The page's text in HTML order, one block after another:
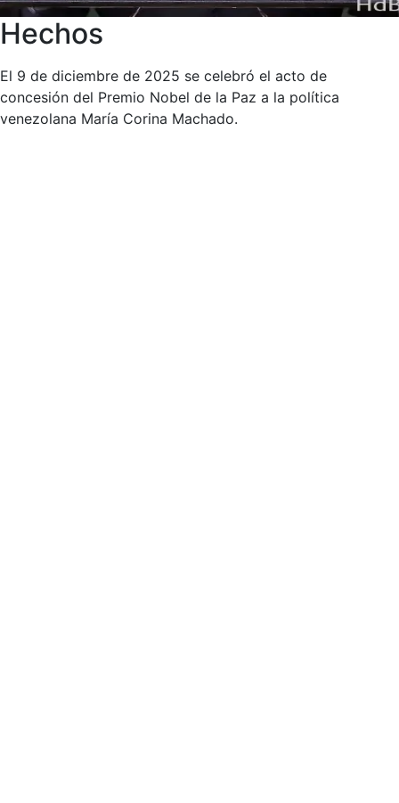
Hechos
El 9 de diciembre de 2025 se celebró el acto de
concesión del Premio Nobel de la Paz a la política
venezolana María Corina Machado.